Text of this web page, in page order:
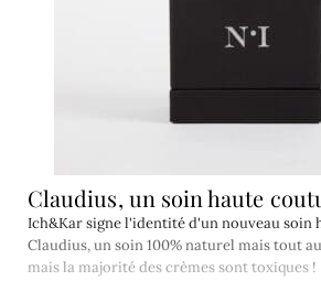
Claudius, un soin haute
Ich&Kar signe l'identité d'un nouveau soin
Claudius, un soin 100% naturel mais tout
mais la majorité des crèmes sont toxiques !